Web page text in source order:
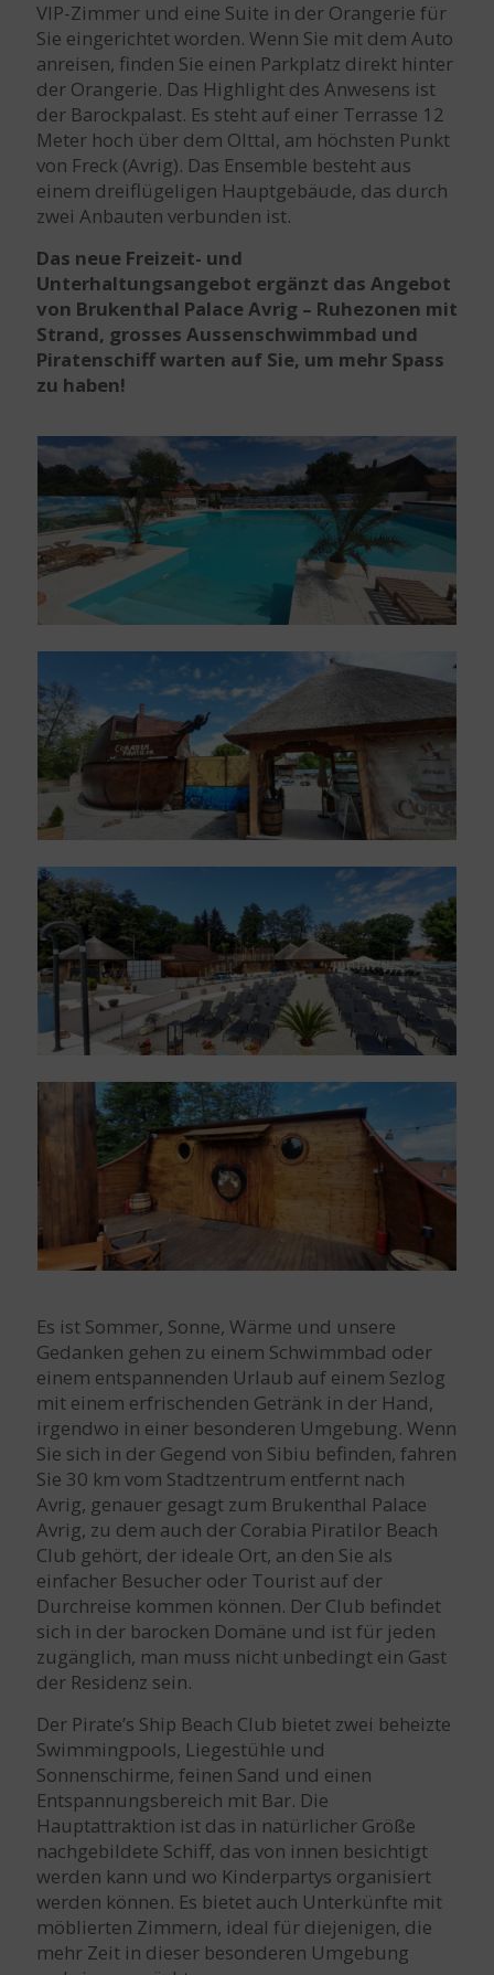
VIP-Zimmer und eine Suite in der Orangerie für
Sie eingerichtet worden. Wenn Sie mit dem Auto
anreisen, finden Sie einen Parkplatz direkt hinter
der Orangerie. Das Highlight des Anwesens ist
der Barockpalast. Es steht auf einer Terrasse 12
Meter hoch über dem Olttal, am höchsten Punkt
von Freck (Avrig). Das Ensemble besteht aus
einem dreiflügeligen Hauptgebäude, das durch
zwei Anbauten verbunden ist.
Das neue Freizeit- und
Unterhaltungsangebot ergänzt das Angebot
von Brukenthal Palace Avrig – Ruhezonen mit
Strand, grosses Aussenschwimmbad und
Piratenschiff warten auf Sie, um mehr Spass
zu haben!
Es ist Sommer, Sonne, Wärme und unsere
Gedanken gehen zu einem Schwimmbad oder
einem entspannenden Urlaub auf einem Sezlog
mit einem erfrischenden Getränk in der Hand,
irgendwo in einer besonderen Umgebung. Wenn
Sie sich in der Gegend von Sibiu befinden, fahren
Sie 30 km vom Stadtzentrum entfernt nach
Avrig, genauer gesagt zum Brukenthal Palace
Avrig, zu dem auch der Corabia Piratilor Beach
Club gehört, der ideale Ort, an den Sie als
einfacher Besucher oder Tourist auf der
Durchreise kommen können. Der Club befindet
sich in der barocken Domäne und ist für jeden
zugänglich, man muss nicht unbedingt ein Gast
der Residenz sein.
Der Pirate’s Ship Beach Club bietet zwei beheizte
Swimmingpools, Liegestühle und
Sonnenschirme, feinen Sand und einen
Entspannungsbereich mit Bar. Die
Hauptattraktion ist das in natürlicher Größe
nachgebildete Schiff, das von innen besichtigt
werden kann und wo Kinderpartys organisiert
werden können. Es bietet auch Unterkünfte mit
möblierten Zimmern, ideal für diejenigen, die
mehr Zeit in dieser besonderen Umgebung